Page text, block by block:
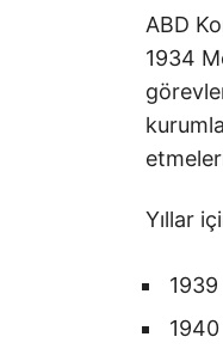
ABD
1934
Yıllar
1940